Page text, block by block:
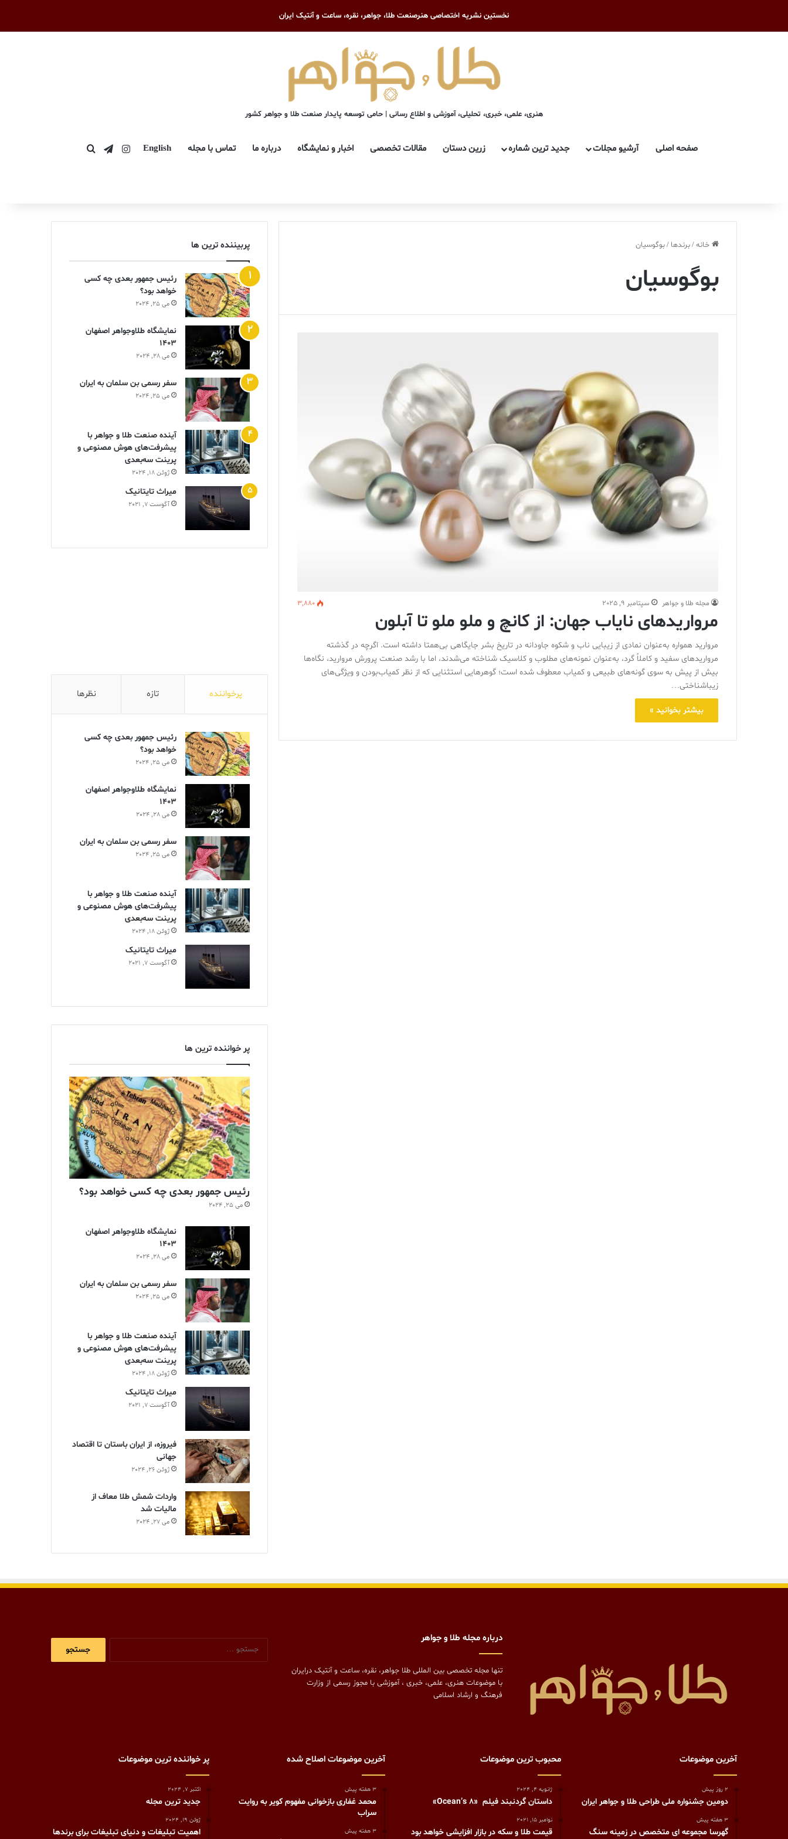
نخستین نشریه اختصاصی هنرصنعت طلا، جواهر، نقره، ساعت و آنتیک ایران
هنری، علمی، خبری، تحلیلی، آموزشی و اطلاع رسانی | حامی توسعه پایدار صنعت طلا و جواهر کشور
صفحه اصلی آرشیو مجلات جدید ترین شماره زرین دستان مقالات تخصصی اخبار و نمایشگاه درباره ما تماس با مجله English اینستاگرام
تلگرامجستجو برای
خانه/برندها /بوگوسیان
بوگوسیان
مجله طلا و جواهر سپتامبر 9, 2025 3,880
مرواریدهای نایاب جهان: از کانچ و ملو ملو تا آبلون
مروارید همواره به‌عنوان نمادی از زیبایی ناب و شکوه جاودانه در تاریخ بشر جایگاهی بی‌همتا داشته است. اگرچه در گذشته
مرواریدهای سفید و کاملاً گرد، به‌عنوان نمونه‌های مطلوب و کلاسیک شناخته می‌شدند، اما با رشد صنعت پرورش مروارید، نگاه‌ها
بیش از پیش به سوی گونه‌های طبیعی و کمیاب معطوف شده است؛ گوهرهایی استثنایی که از نظر کمیاب‌بودن و ویژگی‌های
زیباشناختی…
بیشتر بخوانید »
پربیننده ترین ها
رئیس جمهور بعدی چه کسی
خواهد بود؟
می 25, 2024
نمایشگاه طلاوجواهر اصفهان
1403
می 28, 2024
سفر رسمی بن سلمان به ایران
می 25, 2024
آینده صنعت طلا و جواهر با
پیشرفت‌های هوش مصنوعی و
پرینت سه‌بعدی
ژوئن 18, 2024
ميراث تايتانيک
آگوست 7, 2021
پرخواننده تازه نظرها
رئیس جمهور بعدی چه کسی
خواهد بود؟
می 25, 2024
نمایشگاه طلاوجواهر اصفهان
1403
می 28, 2024
سفر رسمی بن سلمان به ایران
می 25, 2024
آینده صنعت طلا و جواهر با
پیشرفت‌های هوش مصنوعی و
پرینت سه‌بعدی
ژوئن 18, 2024
ميراث تايتانيک
آگوست 7, 2021
پر خواننده ترین ها
رئیس جمهور بعدی چه کسی خواهد بود؟
می 25, 2024
نمایشگاه طلاوجواهر اصفهان
1403
می 28, 2024
سفر رسمی بن سلمان به ایران
می 25, 2024
آینده صنعت طلا و جواهر با
پیشرفت‌های هوش مصنوعی و
پرینت سه‌بعدی
ژوئن 18, 2024
ميراث تايتانيک
آگوست 7, 2021
فیروزه، از ایران باستان تا اقتصاد
جهانی
ژوئن 26, 2024
واردات شمش طلا معاف از
مالیات شد
می 27, 2024
درباره مجله طلا و جواهر
تنها مجله تخصصی بین المللی طلا جواهر، نقره، ساعت و آنتیک درایران
با موضوعات هنری، علمی، خبری ، آموزشی با مجوز رسمی از وزارت
فرهنگ و ارشاد اسلامی
آخرین موضوعات
2 روز پیش
دومین جشنواره ملی طراحی طلا و جواهر ایران
3 هفته پیش
گهرسا مجموعه ای متخصص در زمینه سنگ
محبوب ترین موضوعات
ژانویه 4, 2024
داستان گردنبند فیلم «Ocean’s 8»
نوامبر 15, 2021
قیمت طلا و سکه در بازار افزایشی خواهد بود
آخرین موضوعات اصلاح شده
3 هفته پیش
محمد غفاری بازخوانی مفهوم کویر به روایت
سراب
3 هفته پیش
پر خواننده ترین موضوعات
اکتبر 7, 2024
جدید ترین مجله
ژوئن 19, 2024
اهمیت تبلیغات و دنیای تبلیغات برای برندها